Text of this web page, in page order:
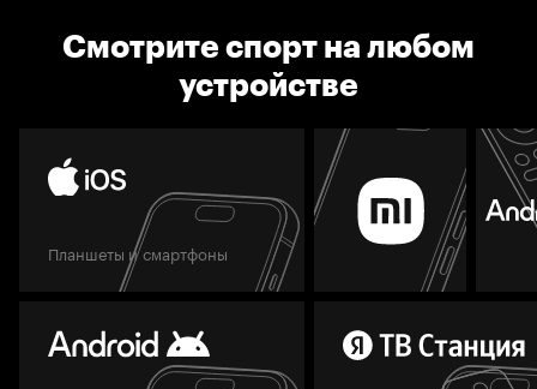
Смотрите спорт на любом
устройстве
Планшеты и смартфоны